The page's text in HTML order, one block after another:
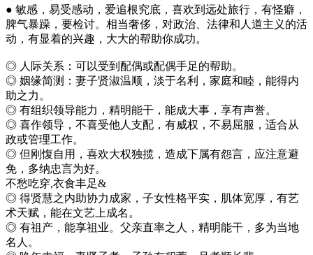
● 敏感，易受感动，爱追根究底，喜欢到远处旅行，有怪癖，
脾气暴躁，要检讨。相当奢侈，对政治、法律和人道主义的活
动，有显着的兴趣，大大的帮助你成功。
◎ 人际关系：可以受到配偶或配偶手足的帮助。
◎ 姻缘简测：妻子贤淑温顺，淡于名利，家庭和睦，能得内
助之力。
◎ 有组织领导能力，精明能干，能成大事，享有声誉。
◎ 喜作领导，不喜受他人支配，有威权，不易屈服，适合从
政或管理工作。
◎ 但刚愎自用，喜欢大权独揽，造成下属有怨言，应注意避
免，多纳忠言为好。
不愁吃穿,衣食丰足&
◎ 得贤慧之内助协力成家，子女性格平实，肌体宽厚，有艺
术天赋，能在文艺上成名。
◎ 有祖产，能享祖业。父亲直率之人，精明能干，多为当地
名人。